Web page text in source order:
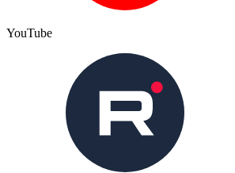
YouTube